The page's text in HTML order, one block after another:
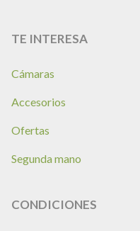
TE INTERESA
Cámaras
Accesorios
Ofertas
Segunda mano
CONDICIONES